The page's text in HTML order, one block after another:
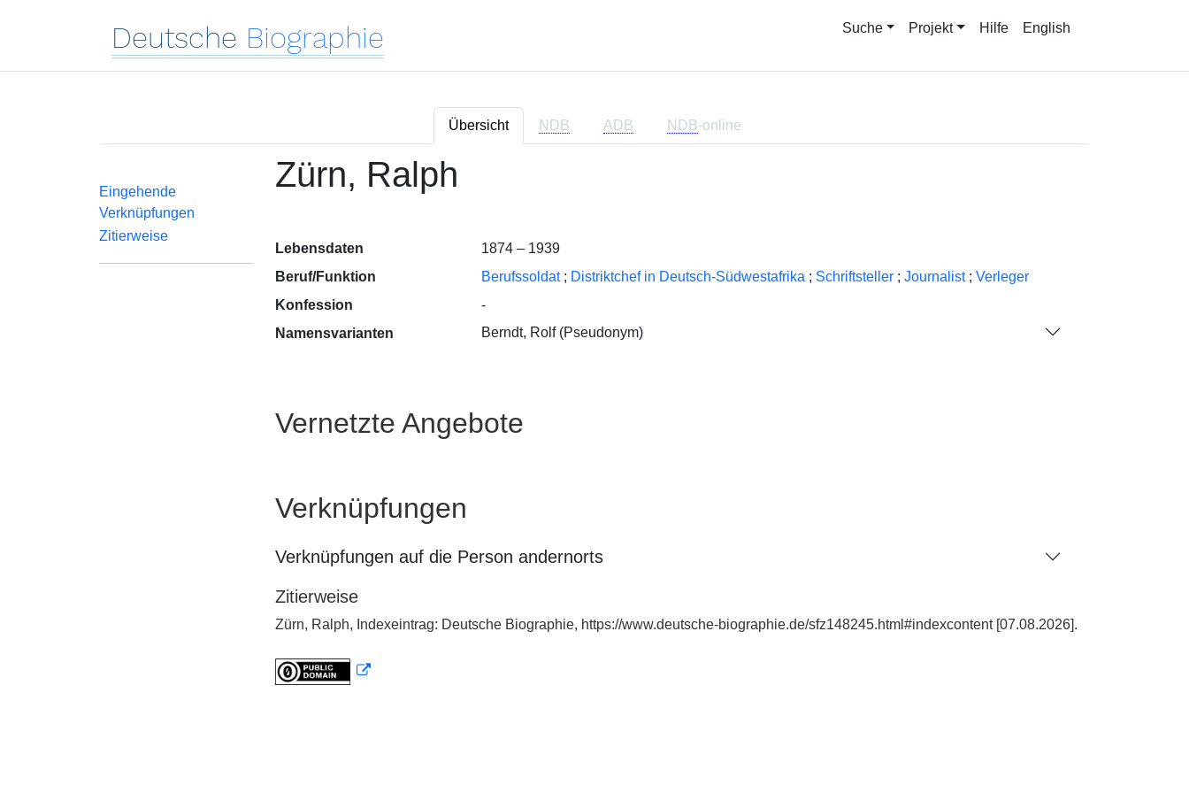
Deutsche Biographie Suche Projekt Hilfe English
Übersicht NDB ADB NDB-online
Eingehende
Verknüpfungen
Zitierweise
Zürn, Ralph
Lebensdaten
1874 – 1939
Beruf/Funktion
Berufssoldat ; Distriktchef in Deutsch-Südwestafrika ; Schriftsteller ; Journalist ; Verleger
Konfession
-
Namensvarianten
Berndt, Rolf (Pseudonym)
Vernetzte Angebote
Verknüpfungen
Verknüpfungen auf die Person andernorts
Zitierweise
Zürn, Ralph, Indexeintrag: Deutsche Biographie, https://www.deutsche-biographie.de/sfz148245.html#indexcontent [07.08.2026].